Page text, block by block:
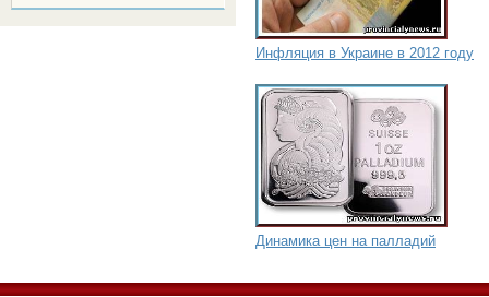
Инфляция в Украине в 2012 году
Динамика цен на палладий